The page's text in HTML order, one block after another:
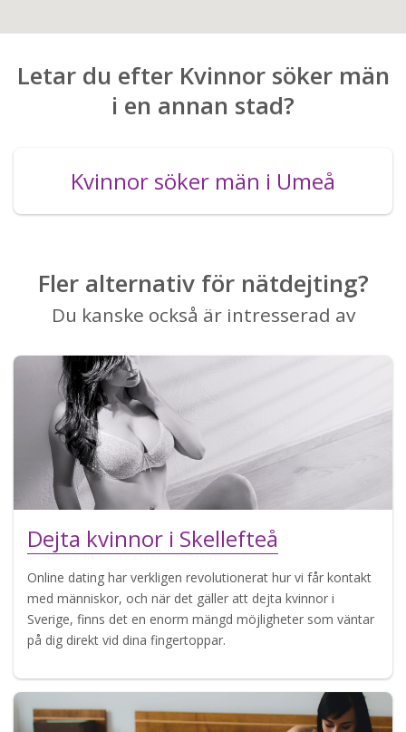
Letar du efter Kvinnor söker män
i en annan stad?
Kvinnor söker män i Umeå
Fler alternativ för nätdejting?
Du kanske också är intresserad av
Dejta kvinnor i Skellefteå
Online dating har verkligen revolutionerat hur vi får kontakt
med människor, och när det gäller att dejta kvinnor i
Sverige, finns det en enorm mängd möjligheter som väntar
på dig direkt vid dina fingertoppar.